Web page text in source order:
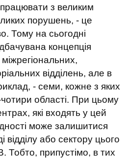
з великим
порушень, - це
Тому на сьогодні
концепція
відділень, але в
- семи, кожне з яких
області. При цьому
які входять у цей
може залишитися
відділу або сектору цього
Тобто, припустімо, в тих